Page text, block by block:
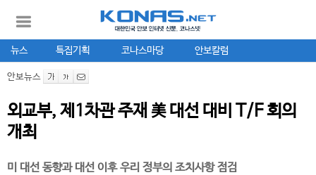
뉴스 특집기획 코나스마당 안보칼럼
안보뉴스
외교부, 제1차관 주재 美 대선 대비 T/F 회의
개최
미 대선 동향과 대선 이후 우리 정부의 조치사항 점검